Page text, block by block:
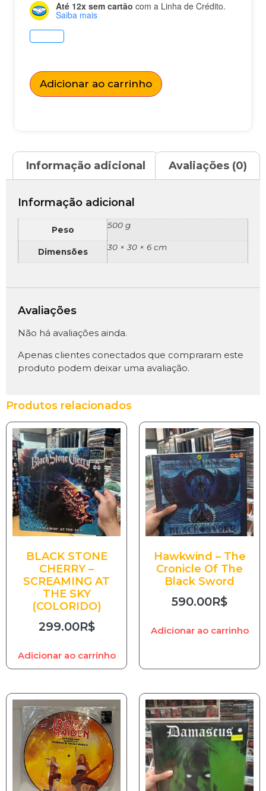
Até 12x sem cartão com a Linha de Crédito.
Saiba mais
Adicionar ao carrinho
Informação adicional Avaliações (0)
Informação adicional
Peso 500 g
Dimensões 30 × 30 × 6 cm
Avaliações
Não há avaliações ainda.
Apenas clientes conectados que compraram este
produto podem deixar uma avaliação.
Produtos relacionados
BLACK STONE
CHERRY –
SCREAMING AT
THE SKY
(COLORIDO)
299.00R$
Adicionar ao carrinho
Hawkwind – The
Cronicle Of The
Black Sword
590.00R$
Adicionar ao carrinho